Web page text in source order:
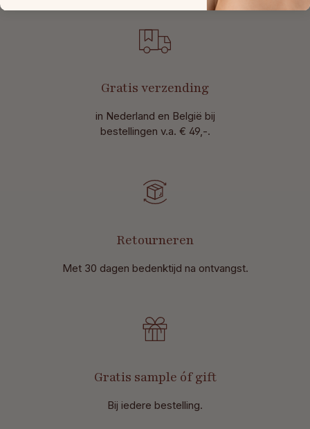
Gratis verzending
in Nederland en België bij
bestellingen v.a. € 49,-.
Retourneren
Met 30 dagen bedenktijd na ontvangst.
Gratis sample óf gift
Bij iedere bestelling.